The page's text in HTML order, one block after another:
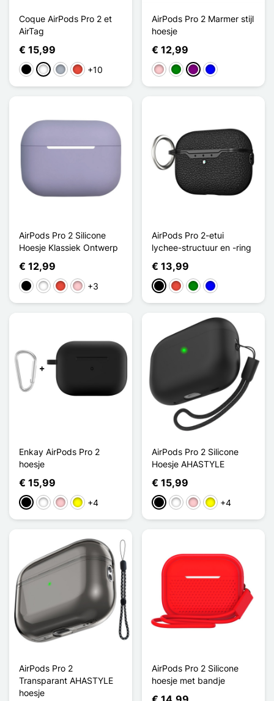
Coque AirPods Pro 2 et
AirTag
€ 15,99
ZwartWit GrijsRood+10
AirPods Pro 2 Marmer stijl
hoesje
€ 12,99
RozeGroenPurperBlauw
AirPods Pro 2 Silicone
Hoesje Klassiek Ontwerp
€ 12,99
ZwartWit RoodRoze+3
AirPods Pro 2-etui
lychee-structuur en -ring
€ 13,99
ZwartRoodGroenBlauw
Enkay AirPods Pro 2
hoesje
€ 15,99
ZwartWit RozeGeel+4
AirPods Pro 2 Silicone
Hoesje AHASTYLE
€ 15,99
ZwartWit RozeGeel+4
AirPods Pro 2
Transparant AHASTYLE
hoesje
AirPods Pro 2 Silicone
hoesje met bandje